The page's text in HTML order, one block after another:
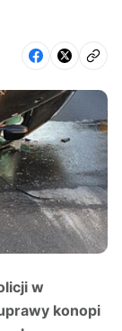
w
konopi